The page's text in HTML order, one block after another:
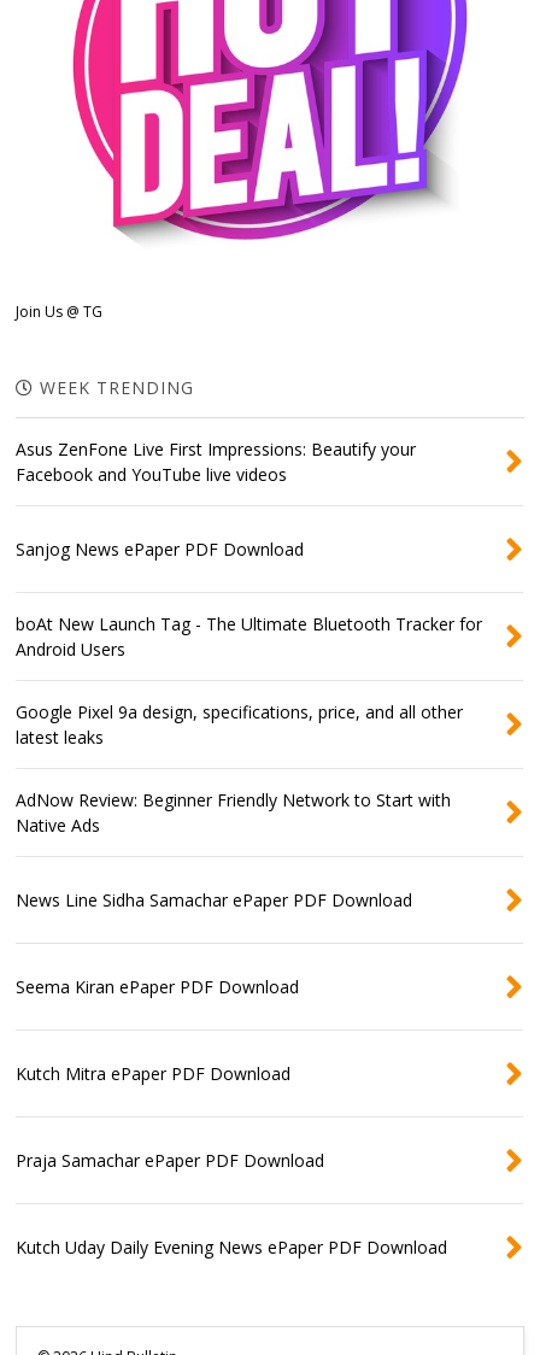
Join Us @ TG
WEEK TRENDING
Asus ZenFone Live First Impressions: Beautify your
Facebook and YouTube live videos
Sanjog News ePaper PDF Download
boAt New Launch Tag - The Ultimate Bluetooth Tracker for
Android Users
Google Pixel 9a design, specifications, price, and all other
latest leaks
AdNow Review: Beginner Friendly Network to Start with
Native Ads
News Line Sidha Samachar ePaper PDF Download
Seema Kiran ePaper PDF Download
Kutch Mitra ePaper PDF Download
Praja Samachar ePaper PDF Download
Kutch Uday Daily Evening News ePaper PDF Download